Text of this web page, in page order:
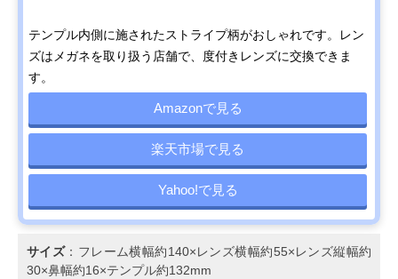
テンプル内側に施されたストライプ柄がおしゃれです。レン
ズはメガネを取り扱う店舗で、度付きレンズに交換できま
す。
Amazonで見る
楽天市場で見る
Yahoo!で見る
サイズ：フレーム横幅約140×レンズ横幅約55×レンズ縦幅約
30×鼻幅約16×テンプル約132mm